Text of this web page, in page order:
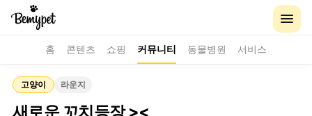
홈 콘텐츠 쇼핑 커뮤니티 동물병원 서비스
고양이 라운지
새로운 꼬치등장 ><